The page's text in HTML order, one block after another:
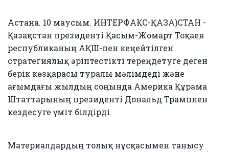
Астана. 10 маусым. ИНТЕРФАКС-ҚАЗА)СТАН -
Қазақстан президенті Қасым-Жомарт Тоқаев
республиканың АҚШ-пен кеңейтілген
стратегиялық әріптестікті тереңдетуге деген
берік көзқарасы туралы мәлімдеді және
ағымдағы жылдың соңында Америка Құрама
Штаттарының президенті Дональд Трамппен
кездесуге үміт білдірді.
Материалдардың толық нұсқасымен танысу